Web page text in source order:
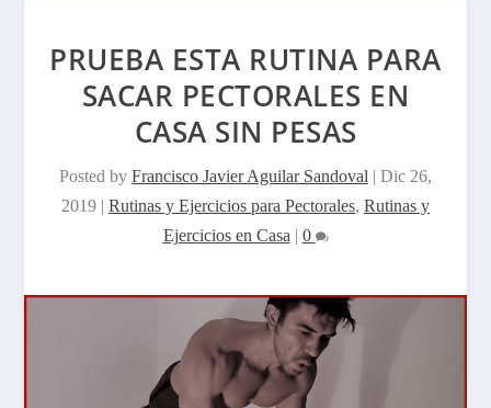
PRUEBA ESTA RUTINA PARA
SACAR PECTORALES EN
CASA SIN PESAS
Posted by Francisco Javier Aguilar Sandoval | Dic 26,
2019 | Rutinas y Ejercicios para Pectorales, Rutinas y
Ejercicios en Casa | 0